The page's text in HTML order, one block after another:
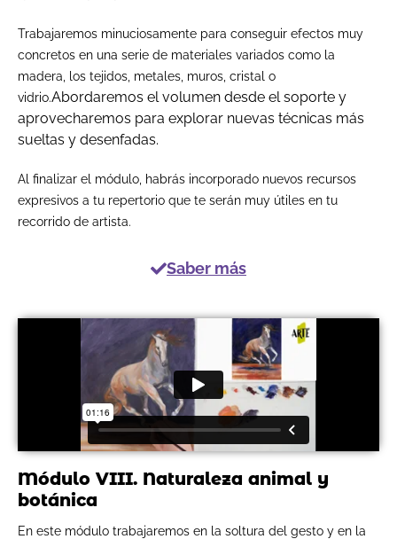
Trabajaremos minuciosamente para conseguir efectos muy
concretos en una serie de materiales variados como la
madera, los tejidos, metales, muros, cristal o
vidrio.Abordaremos el volumen desde el soporte y
aprovecharemos para explorar nuevas técnicas más
sueltas y desenfadas.
Al finalizar el módulo, habrás incorporado nuevos recursos
expresivos a tu repertorio que te serán muy útiles en tu
recorrido de artista.
Saber más
Módulo VIII. Naturaleza animal y
botánica
En este módulo trabajaremos en la soltura del gesto y en la